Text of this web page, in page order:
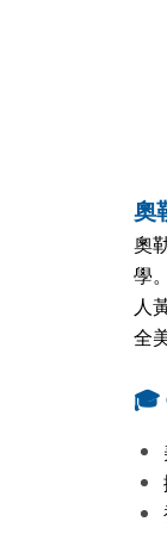
奧
奧
學
人
全
🎓